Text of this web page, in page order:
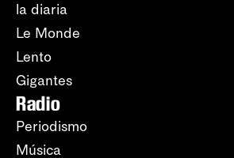
la diaria
Le Monde
Lento
Gigantes
Radio
Periodismo
Música